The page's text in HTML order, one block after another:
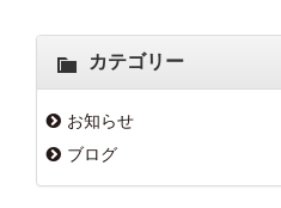
カテゴリー
お知らせ
ブログ